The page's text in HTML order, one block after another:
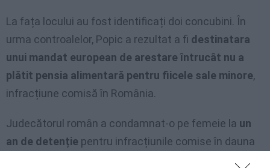
La fața locului au fost identificați doi concubini. În
urma controalelor, Popic a rezultat a fi destinatara
unui mandat european de arestare întrucât nu a
plătit pensia alimentară pentru fiicele sale minore,
infracțiune comisă în România.
Judecătorul român a condamnat-o pe femeie la un
an de detenție pentru infracțiunile comise în dauna